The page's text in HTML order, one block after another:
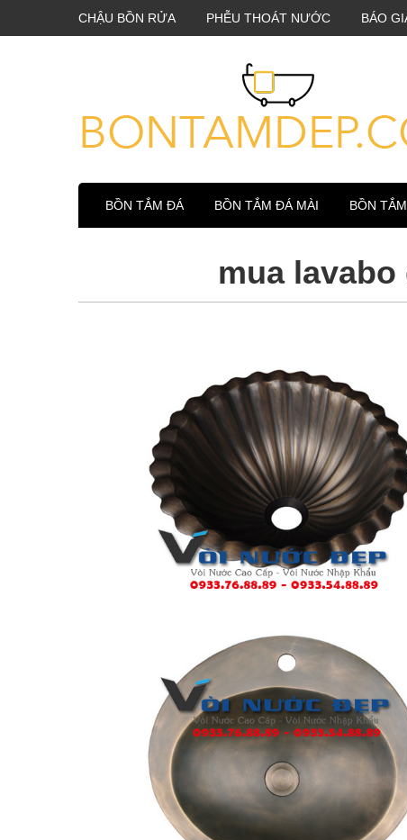
CHẬU BỒN RỬA PHỄU THOÁT NƯỚC BÁO
BỒN TẮM ĐÁ BỒN TẮM ĐÁ MÀI BỒN
mua